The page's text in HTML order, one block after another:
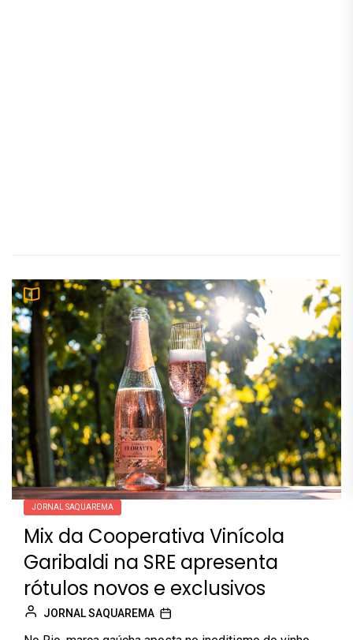
JORNAL SAQUAREMA
Mix da Cooperativa Vinícola
Garibaldi na SRE apresenta
rótulos novos e exclusivos
JORNAL SAQUAREMA